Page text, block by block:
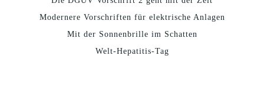
Modernere Vorschriften für elektrische Anlagen
Mit der Sonnenbrille im Schatten
Welt-Hepatitis-Tag